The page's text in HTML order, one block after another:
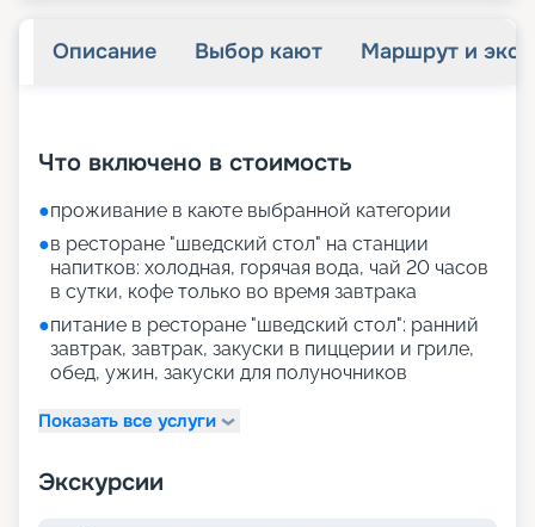
Описание Выбор кают Маршрут и
Что включено в стоимость
●проживание в каюте выбранной категории
●в ресторане "шведский стол" на станции
напитков: холодная, горячая вода, чай 20 часов
в сутки, кофе только во время завтрака
●питание в ресторане "шведский стол": ранний
завтрак, завтрак, закуски в пиццерии и гриле,
обед, ужин, закуски для полуночников
Показать все услуги
Экскурсии